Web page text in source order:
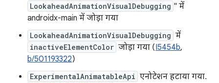
LookaheadAnimationVisualDebugging " में
androidx-main में जोड़ा गया
LookaheadAnimationVisualDebugging में
inactiveElementColor जोड़ा गया (I5454b,
b/501193322)
ExperimentalAnimatableApi एनोटेशन हटाया गया.